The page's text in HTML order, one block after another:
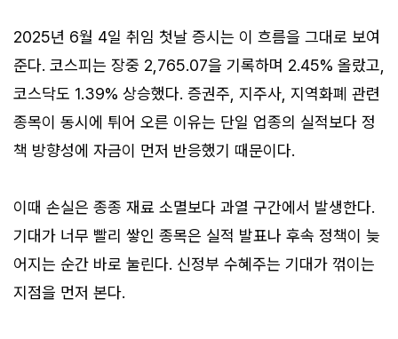
2025년 6월 4일 취임 첫날 증시는 이 흐름을 그대로 보여
준다. 코스피는 장중 2,765.07을 기록하며 2.45% 올랐고,
코스닥도 1.39% 상승했다. 증권주, 지주사, 지역화폐 관련
종목이 동시에 튀어 오른 이유는 단일 업종의 실적보다 정
책 방향성에 자금이 먼저 반응했기 때문이다.
이때 손실은 종종 재료 소멸보다 과열 구간에서 발생한다.
기대가 너무 빨리 쌓인 종목은 실적 발표나 후속 정책이 늦
어지는 순간 바로 눌린다. 신정부 수혜주는 기대가 꺾이는
지점을 먼저 본다.